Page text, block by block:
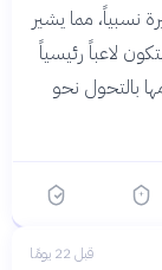
نسبياً، مما يشير
لاعباً رئيسياً
بالتحول نحو
قبل 22 يومًا